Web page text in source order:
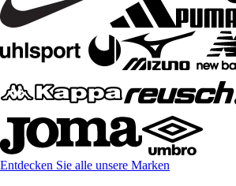
Entdecken Sie alle unsere Marken